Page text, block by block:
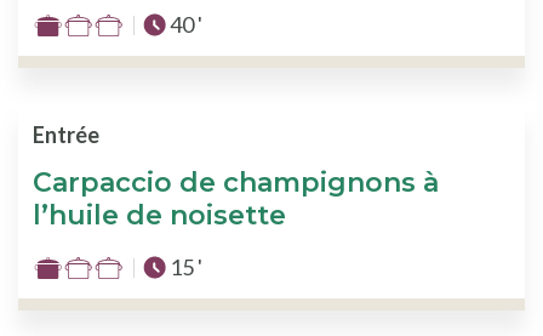
Difficulté
:
sur
Temps total :
40 '
Carpaccio de champignons à
l’huile de noisette
Entrée
Difficulté
:
Temps total :
15 '